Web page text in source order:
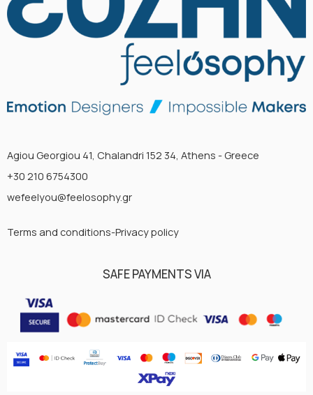
Agiou Georgiou 41, Chalandri 152 34, Athens - Greece
+30 210 6754300
wefeelyou@feelosophy.gr
Terms and conditions-Privacy policy
SAFE PAYMENTS VIA